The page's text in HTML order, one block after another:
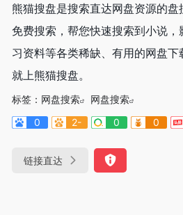
熊猫搜盘是搜索直达网盘资源的
免费搜索，帮您快速搜索到小说
习资料等各类稀缺、有用的网盘下
就上熊猫搜盘。
标签： 网盘搜索
网盘搜索
0
2- 0 0
链接直达